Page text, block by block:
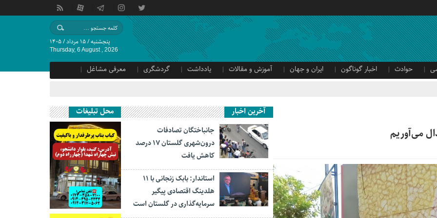
پنجشنبه / ۱۵ مرداد / ۱۴۰۵
Thursday, 6 August , 2026
حوادث اخبار گوناگون ایران و جهان آموزش و مقالات یادداشت گردشگری
معرفی مشاغل
می‌آوریم
آخرین اخبار
جانباختگان تصادفات
درون‌شهری گلستان ۱۷ درصد
کاهش یافت
استاندار: بابک زنجانی با ۱۱
هلدینگ اقتصادی پیگیر
سرمایه‌گذاری در گلستان است
محل تبلیغات